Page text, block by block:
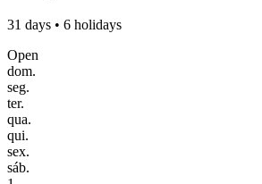
31 days • 6 holidays
Open
dom.
seg.
ter.
qua.
qui.
sex.
sáb.